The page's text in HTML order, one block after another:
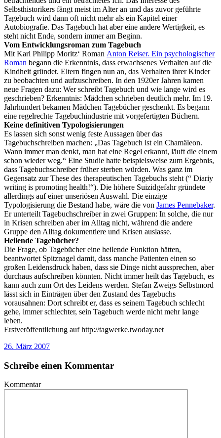
Selbsthistorikers fängt meist im Alter an und das zuvor geführte
Tagebuch wird dann oft nicht mehr als ein Kapitel einer
Autobiografie. Das Tagebuch hat aber eine andere Wertigkeit, es
steht nicht Ende, sondern immer am Beginn.
Vom Entwicklungsroman zum Tagebuch
Mit Karl Philipp Moritz‘ Roman Anton Reiser. Ein psychologischer
Roman begann die Erkenntnis, dass erwachsenes Verhalten auf die
Kindheit gründet. Eltern fingen nun an, das Verhalten ihrer Kinder
zu beobachten und aufzuschreiben. In den 1920er Jahren kamen
neue Fragen dazu: Wer schreibt Tagebuch und wie lange wird es
geschrieben? Erkenntnis: Mädchen schrieben deutlich mehr. Im 19.
Jahrhundert bekamen Mädchen Tagebücher geschenkt. Es begann
eine regelrechte Tagebuchindustrie mit vorgefertigten Büchern.
Keine definitiven Typologisierungen
Es lassen sich sonst wenig feste Aussagen über das
Tagebuchschreiben machen: „Das Tagebuch ist ein Chamäleon.
Wann immer man denkt, man hat eine Regel erkannt, läuft die einem
schon wieder weg.“ Eine Studie hatte beispielsweise zum Ergebnis,
dass Tagebuchschreiber früher sterben würden. Was ganz im
Gegensatz zur These des therapeutischen Tagebuchs steht (“ Diariy
writing is promoting health!“). Die höhere Suizidgefahr gründete
allerdings auf einer unseriösen Auswahl. Die einzige
Typologisierung die Bestand habe, wäre die von James Pennebaker.
Er unterteilt Tagebuchschreiber in zwei Gruppen: In solche, die nur
in Krisen schreiben aber im Alltag nicht, während die andere
Gruppe den Alltag dokumentiere und Krisen auslasse.
Heilende Tagebücher?
Die Frage, ob Tagebücher eine heilende Funktion hätten,
beantwortet Spitznagel damit, dass manche Patienten einen so
großen Leidensdruck haben, dass sie Dinge nicht aussprechen, aber
durchaus aufschreiben könnten. Nicht immer heilt das Tagebuch, es
kann auch zum Ort des Leidens werden. Stefan Zweigs Selbstmord
lässt sich in Einträgen über den Zustand des Tagebuchs
vorausahnen: Dort schreibt er, dass es seinem Tagebuch schlecht
gehe, immer schlechter, sein Tagebuch werde nicht mehr lange
leben.
Erstveröffentlichung auf http://tagwerke.twoday.net
26. März 2007
Schreibe einen Kommentar
Kommentar